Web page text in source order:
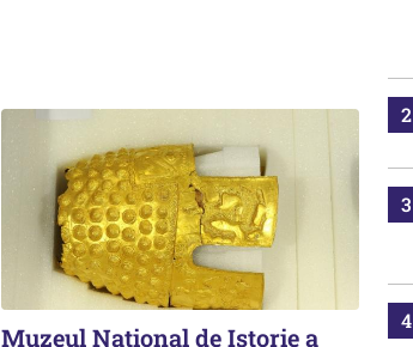
Muzeul Național de Istorie a